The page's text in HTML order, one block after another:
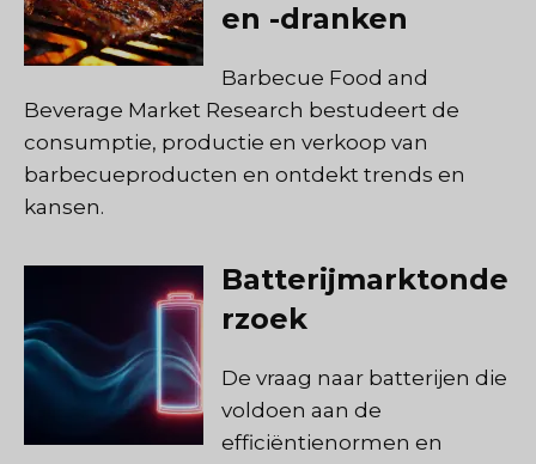
en -dranken
Barbecue Food and
Beverage Market Research bestudeert de
consumptie, productie en verkoop van
barbecueproducten en ontdekt trends en
kansen.
Batterijmarktonde
rzoek
De vraag naar batterijen die
voldoen aan de
efficiëntienormen en